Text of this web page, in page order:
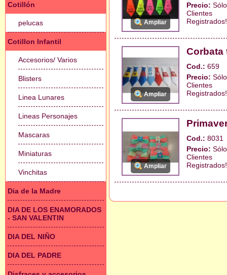
Cotillón
pelucas
Cotillon Infantil
Accesorios/ Varios
Blisters
Linea Lunares
Lineas Personajes
Mascaras
Miniaturas
Vinchitas
Dia de la Madre
DIA DE LOS ENAMORADOS
- SAN VALENTIN
DIA DEL NIÑO
DIA DEL PADRE
Ampliar
Precio:
Clientes
Registrados!
Ampliar
Corbata
Cod.: 659
Precio:
Clientes
Registrados!
Ampliar
Cod.: 8031
Precio:
Clientes
Registrados!